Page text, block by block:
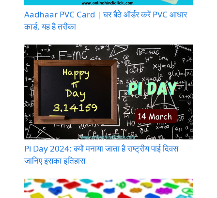
Aadhaar PVC Card | घर बैठे ऑर्डर करें PVC आधार
कार्ड, यह है तरीका
Pi Day 2024: क्यों मनाया जाता है राष्ट्रीय पाई दिवस
जानिए इसका इतिहास